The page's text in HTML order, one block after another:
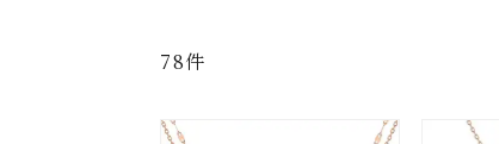
ペアブレスレット
誕生石 限定ジュエリー
78件